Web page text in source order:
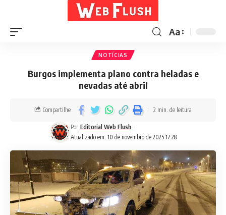
Aa
NOTÍCIAS
Burgos implementa plano contra heladas e
nevadas até abril
Atualizado em: 10 de novembro de 2025 17:28
Por Editorial Web Flush
Compartilhe 2 min. de leitura